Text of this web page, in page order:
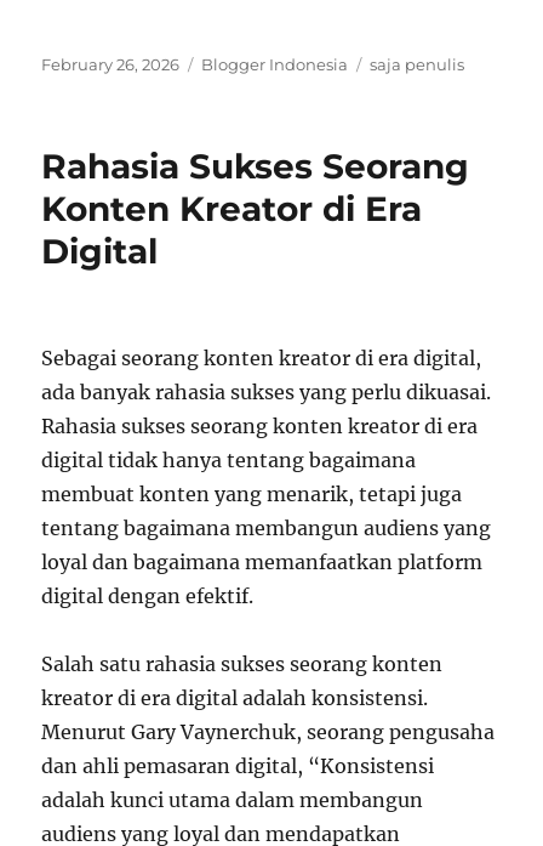
Posted
February 26, 2026 Categories
Blogger Indonesia Tags
saja penulis
Rahasia Sukses Seorang
Konten Kreator di Era
Digital
Sebagai seorang konten kreator di era digital,
ada banyak rahasia sukses yang perlu dikuasai.
Rahasia sukses seorang konten kreator di era
digital tidak hanya tentang bagaimana
membuat konten yang menarik, tetapi juga
tentang bagaimana membangun audiens yang
loyal dan bagaimana memanfaatkan platform
digital dengan efektif.
Salah satu rahasia sukses seorang konten
kreator di era digital adalah konsistensi.
Menurut Gary Vaynerchuk, seorang pengusaha
dan ahli pemasaran digital, “Konsistensi
adalah kunci utama dalam membangun
audiens yang loyal dan mendapatkan